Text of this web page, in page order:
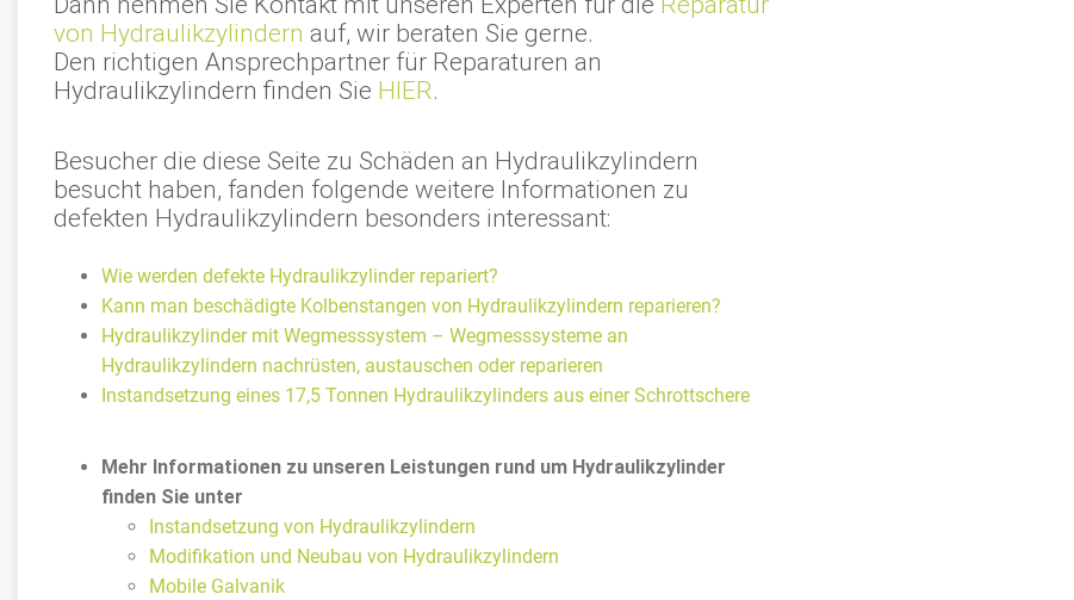
von Hydraulikzylindern auf, wir beraten Sie gerne.
Den richtigen Ansprechpartner für Reparaturen an
Hydraulikzylindern finden Sie HIER.
Besucher die diese Seite zu Schäden an Hydraulikzylindern
besucht haben, fanden folgende weitere Informationen zu
defekten Hydraulikzylindern besonders interessant:
Wie werden defekte Hydraulikzylinder repariert?
Kann man beschädigte Kolbenstangen von Hydraulikzylindern reparieren?
Hydraulikzylinder mit Wegmesssystem – Wegmesssysteme an
Hydraulikzylindern nachrüsten, austauschen oder reparieren
Instandsetzung eines 17,5 Tonnen Hydraulikzylinders aus einer Schrottschere
Mehr Informationen zu unseren Leistungen rund um Hydraulikzylinder
finden Sie unter
Instandsetzung von Hydraulikzylindern
Modifikation und Neubau von Hydraulikzylindern
Mobile Galvanik